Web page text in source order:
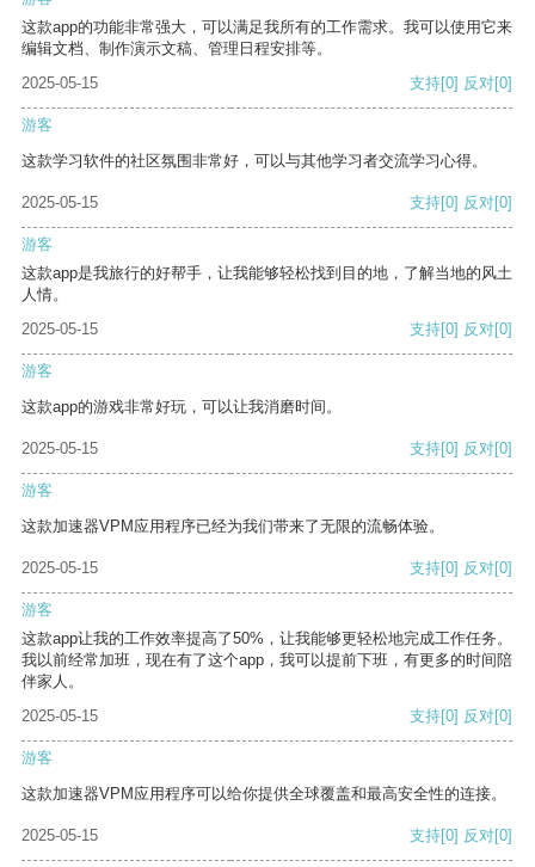
这款app的功能非常强大，可以满足我所有的工作需求。我可以使用它来
编辑文档、制作演示文稿、管理日程安排等。
2025-05-15
支持[0] 反对[0]
游客
这款学习软件的社区氛围非常好，可以与其他学习者交流学习心得。
2025-05-15 支持[0] 反对[0]
游客
这款app是我旅行的好帮手，让我能够轻松找到目的地，了解当地的风土
人情。
2025-05-15
支持[0] 反对[0]
游客
这款app的游戏非常好玩，可以让我消磨时间。
2025-05-15 支持[0] 反对[0]
游客
这款加速器VPM应用程序已经为我们带来了无限的流畅体验。
2025-05-15 支持[0] 反对[0]
游客
这款app让我的工作效率提高了50%，让我能够更轻松地完成工作任务。
我以前经常加班，现在有了这个app，我可以提前下班，有更多的时间陪
伴家人。
2025-05-15
支持[0] 反对[0]
游客
这款加速器VPM应用程序可以给你提供全球覆盖和最高安全性的连接。
2025-05-15 支持[0] 反对[0]